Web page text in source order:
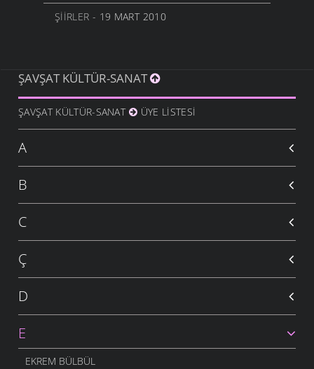
ŞIIRLER - 19 MART 2010
ŞAVŞAT KÜLTÜR-SANAT
ŞAVŞAT KÜLTÜR-SANAT ÜYE LISTESI
A
B
C
Ç
D
E
EKREM BÜLBÜL